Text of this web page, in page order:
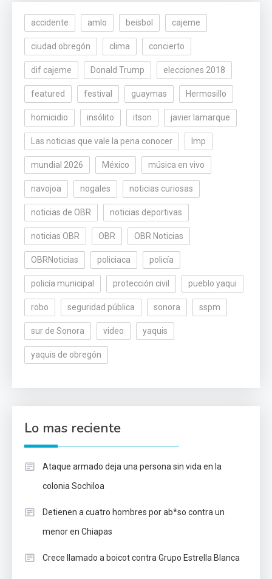
accidente amlo beisbol cajeme
ciudad obregón clima concierto
dif cajeme Donald Trump elecciones 2018
featured festival guaymas Hermosillo
homicidio insólito itson javier lamarque
Las noticias que vale la pena conocer lmp
mundial 2026 México música en vivo
navojoa nogales noticias curiosas
noticias de OBR noticias deportivas
noticias OBR OBR OBR Noticias
OBRNoticias policiaca policía
policía municipal protección civil pueblo yaqui
robo seguridad pública sonora sspm
sur de Sonora video yaquis
yaquis de obregón
Lo mas reciente
Ataque armado deja una persona sin vida en la
colonia Sochiloa
Detienen a cuatro hombres por ab*so contra un
menor en Chiapas
Crece llamado a boicot contra Grupo Estrella Blanca